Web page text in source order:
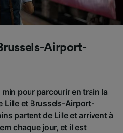
Airport-
min pour parcourir en train la
Lille et Brussels-Airport-
partent de Lille et arrivent à
chaque jour, et il est